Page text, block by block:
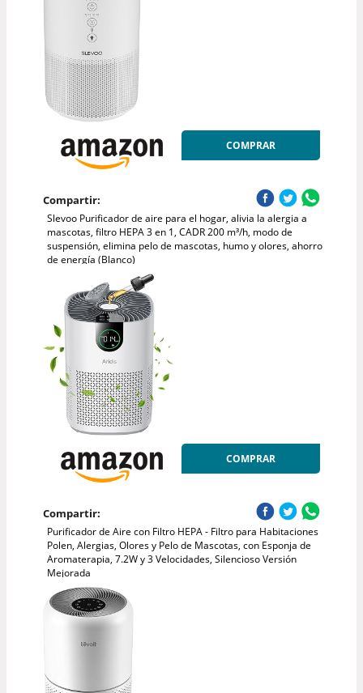
COMPRAR
Compartir:
Slevoo Purificador de aire para el hogar, alivia la alergia a
mascotas, filtro HEPA 3 en 1, CADR 200 m³/h, modo de
suspensión, elimina pelo de mascotas, humo y olores, ahorro
de energía (Blanco)
COMPRAR
Compartir:
Purificador de Aire con Filtro HEPA - Filtro para Habitaciones
Polen, Alergias, Olores y Pelo de Mascotas, con Esponja de
Aromaterapia, 7.2W y 3 Velocidades, Silencioso Versión
Mejorada